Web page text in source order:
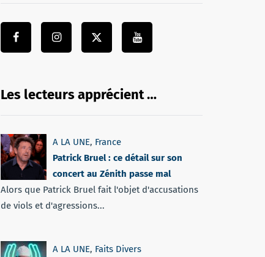
Les lecteurs apprécient …
A LA UNE, France
Patrick Bruel : ce détail sur son
concert au Zénith passe mal
Alors que Patrick Bruel fait l'objet d'accusations
de viols et d'agressions...
A LA UNE, Faits Divers